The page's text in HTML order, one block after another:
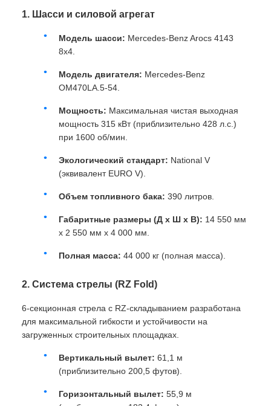
1. Шасси и силовой агрегат
Модель шасси: Mercedes-Benz Arocs 4143
8x4.
Модель двигателя: Mercedes-Benz
OM470LA.5-54.
Мощность: Максимальная чистая выходная
мощность 315 кВт (приблизительно 428 л.с.)
при 1600 об/мин.
Экологический стандарт: National V
(эквивалент EURO V).
Объем топливного бака: 390 литров.
Габаритные размеры (Д x Ш x В): 14 550 мм
x 2 550 мм x 4 000 мм.
Полная масса: 44 000 кг (полная масса).
2. Система стрелы (RZ Fold)
6-секционная стрела с RZ-складыванием разработана
для максимальной гибкости и устойчивости на
загруженных строительных площадках.
Вертикальный вылет: 61,1 м
(приблизительно 200,5 футов).
Горизонтальный вылет: 55,9 м